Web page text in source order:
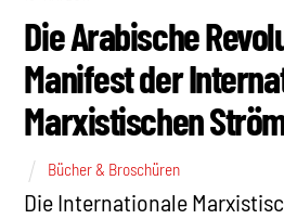
Die Arabische
Manifest der
Marxistischen
Bücher & Broschüren
Die Internationale